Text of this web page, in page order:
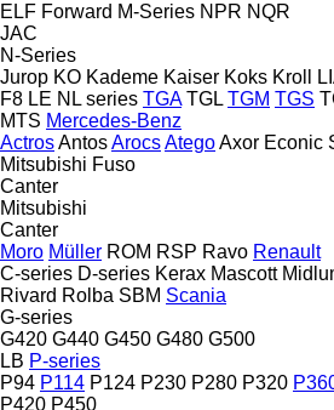
ELF Forward M-Series NPR NQR
JAC
N-Series
Jurop KO Kademe Kaiser Koks Kroll
F8 LE NL series TGA TGL TGM TGS
MTS Mercedes-Benz
ActrosAntosArocsAtegoAxor Econic
Mitsubishi Fuso
Canter
Mitsubishi
Canter
Moro Müller ROM RSP Ravo Renault
C-series D-series Kerax Mascott
Rivard Rolba SBM Scania
G-series
G420 G440 G450 G480 G500
LB P-series
P94 P114 P124 P230 P280 P320
P420 P450